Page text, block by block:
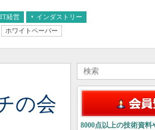
IT経営 インダストリー
ホワイトペーパー
の会
8000点以上の技術資